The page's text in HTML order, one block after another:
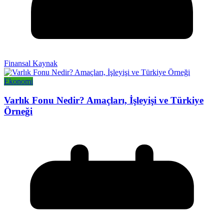
Finansal Kaynak
Ekonomi
Varlık Fonu Nedir? Amaçları, İşleyişi ve Türkiye
Örneği